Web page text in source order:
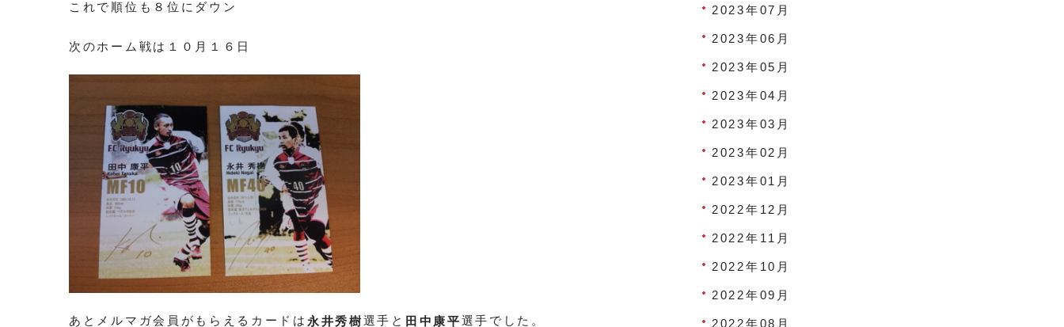
これで順位も８位にダウン
次のホーム戦は１０月１６日
あとメルマガ会員がもらえるカードは 永井秀樹選手と 田中康平選手でした。
2023年07月
2023年06月
2023年05月
2023年04月
2023年03月
2023年02月
2023年01月
2022年12月
2022年11月
2022年10月
2022年09月
2022年08月